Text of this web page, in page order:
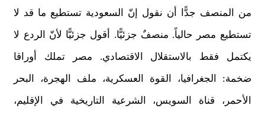
من المنصف جدًّا أن نقول إنّ السعودية تستطيع ما قد لا
تستطيع مصر حالياً. منصفٌ جزئيًّا. أقول جزئيًّا لأنّ الردع لا
يكتمل فقط بالاستقلال الاقتصادي. مصر تملك أوراقا
ضخمة: الجغرافيا، القوة العسكرية، ملف الهجرة، البحر
الأحمر، قناة السويس، الشرعية التاريخية في الإقليم،